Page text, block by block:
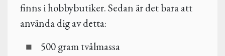
finns i hobbybutiker. Sedan är det bara att
använda dig av detta:
500 gram tvålmassa